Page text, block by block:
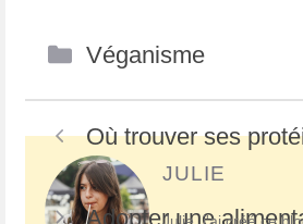
Véganisme
des
articles
Où trouver ses
Adopter une
JULIE